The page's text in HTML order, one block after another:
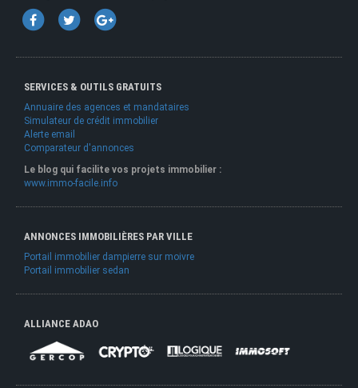
SERVICES & OUTILS GRATUITS
Annuaire des agences et mandataires
Simulateur de crédit immobilier
Alerte email
Comparateur d'annonces
Le blog qui facilite vos projets immobilier :
www.immo-facile.info
ANNONCES IMMOBILIÈRES PAR VILLE
Portail immobilier dampierre sur moivre
Portail immobilier sedan
ALLIANCE ADAO